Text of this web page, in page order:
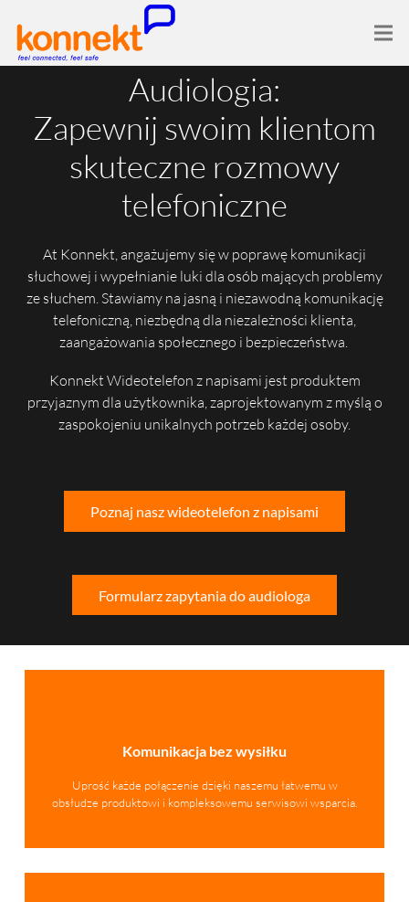
Audiologia:
Zapewnij swoim klientom
skuteczne rozmowy
telefoniczne
At Konnekt, angażujemy się w poprawę komunikacji
słuchowej i wypełnianie luki dla osób mających problemy
ze słuchem. Stawiamy na jasną i niezawodną komunikację
telefoniczną, niezbędną dla niezależności klienta,
zaangażowania społecznego i bezpieczeństwa.
Konnekt Wideotelefon z napisami jest produktem
przyjaznym dla użytkownika, zaprojektowanym z myślą o
zaspokojeniu unikalnych potrzeb każdej osoby.
Poznaj nasz wideotelefon z napisami
Formularz zapytania do audiologa
Komunikacja bez wysiłku
Uprość każde połączenie dzięki naszemu łatwemu w
obsłudze produktowi i kompleksowemu serwisowi wsparcia.